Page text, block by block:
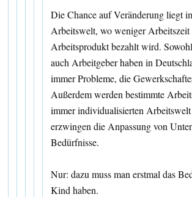
Die Chance auf Veränderung liegt
Arbeitswelt, wo weniger Arbeitszeit
Arbeitsprodukt bezahlt wird.
auch Arbeitgeber haben in
immer Probleme, die
Außerdem werden bestimmte
immer individualisierten Arbeitswelt
erzwingen die Anpassung von
Bedürfnisse.
Nur: dazu muss man erstmal das
Kind haben.